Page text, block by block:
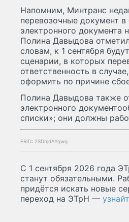
Напомним, Минтранс
перевозочные документ
электронного документа
Полина Давыдова
словам, к 1 сентября
сценарии, в которых
ответственность в
оформить по причине
Полина Давыдова также
электронного
списки»; они должны
ERID: 2SDnjdAYqwg
С 1 сентября 2026 года
станут обязательными.
придётся искать новые
переход на ЭТрН —